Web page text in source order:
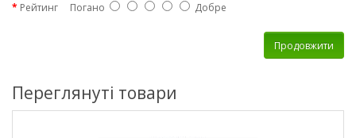
Рейтинг Погано Добре
Продовжити
Переглянуті товари